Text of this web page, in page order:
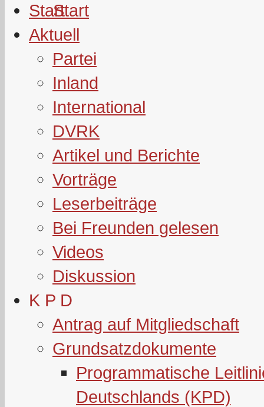
Start
Aktuell
Partei
Inland
International
DVRK
Artikel und Berichte
Vorträge
Leserbeiträge
Bei Freunden gelesen
Videos
Diskussion
K P D
Antrag auf Mitgliedschaft
Grundsatzdokumente
Programmatische
Deutschlands (KPD)